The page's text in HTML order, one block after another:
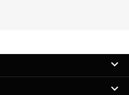

